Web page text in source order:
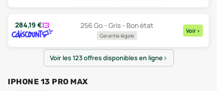
284,19 € 256 Go - Gris - Bon état
Garantie légale
Voir >
Voir les 123 offres disponibles en ligne
IPHONE 13 PRO MAX